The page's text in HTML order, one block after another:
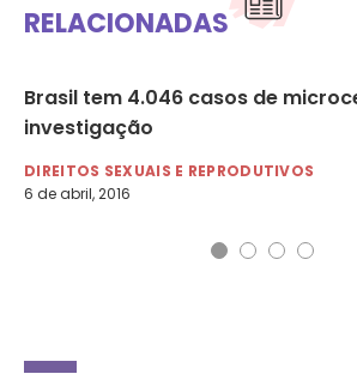
RELACIONADAS
Brasil tem 4.046 casos de
investigação
DIREITOS SEXUAIS E REPRODUTIVOS
6 de abril, 2016